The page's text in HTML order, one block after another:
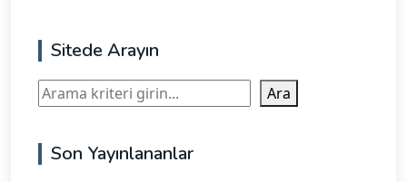
Sitede Arayın
Ara Ara
Son Yayınlananlar